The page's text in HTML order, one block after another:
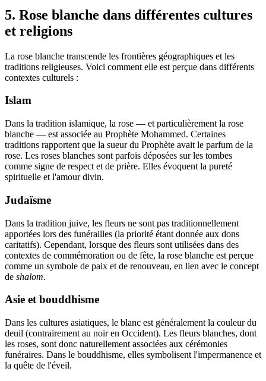
5. Rose blanche dans différentes cultures
et religions
La rose blanche transcende les frontières géographiques et les
traditions religieuses. Voici comment elle est perçue dans différents
contextes culturels :
Islam
Dans la tradition islamique, la rose — et particulièrement la rose
blanche — est associée au Prophète Mohammed. Certaines
traditions rapportent que la sueur du Prophète avait le parfum de la
rose. Les roses blanches sont parfois déposées sur les tombes
comme signe de respect et de prière. Elles évoquent la pureté
spirituelle et l'amour divin.
Judaïsme
Dans la tradition juive, les fleurs ne sont pas traditionnellement
apportées lors des funérailles (la priorité étant donnée aux dons
caritatifs). Cependant, lorsque des fleurs sont utilisées dans des
contextes de commémoration ou de fête, la rose blanche est perçue
comme un symbole de paix et de renouveau, en lien avec le concept
de shalom.
Asie et bouddhisme
Dans les cultures asiatiques, le blanc est généralement la couleur du
deuil (contrairement au noir en Occident). Les fleurs blanches, dont
les roses, sont donc naturellement associées aux cérémonies
funéraires. Dans le bouddhisme, elles symbolisent l'impermanence et
la quête de l'éveil.